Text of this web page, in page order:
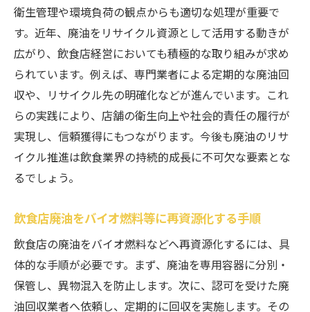
衛生管理や環境負荷の観点からも適切な処理が重要で
す。近年、廃油をリサイクル資源として活用する動きが
広がり、飲食店経営においても積極的な取り組みが求め
られています。例えば、専門業者による定期的な廃油回
収や、リサイクル先の明確化などが進んでいます。これ
らの実践により、店舗の衛生向上や社会的責任の履行が
実現し、信頼獲得にもつながります。今後も廃油のリサ
イクル推進は飲食業界の持続的成長に不可欠な要素とな
るでしょう。
飲食店廃油をバイオ燃料等に再資源化する手順
飲食店の廃油をバイオ燃料などへ再資源化するには、具
体的な手順が必要です。まず、廃油を専用容器に分別・
保管し、異物混入を防止します。次に、認可を受けた廃
油回収業者へ依頼し、定期的に回収を実施します。その